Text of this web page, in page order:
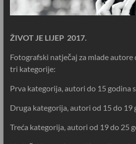
ŽIVOT JE LIJEP 2017.
Fotografski natječaj za mlade
tri kategorije:
Prva kategorija, autori do 15 godina
Druga kategorija, autori od 15 do 19
Treća kategorija, autori od 19 do 25